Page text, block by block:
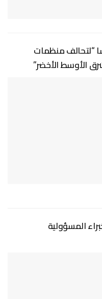
“لتحالف منظمات
الأوسط الأخضر”
المسؤولية